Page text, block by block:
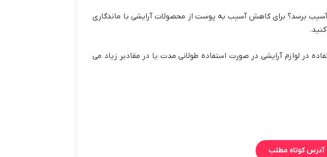
آسیب برسد؟ برای کاهش آسیب به پوست از محصولات آرایشی با ماندگاری
در لوازم آرایشی در صورت استفاده طولانی مدت یا در مقادیر زیاد می
آدرس کوتاه مطلب